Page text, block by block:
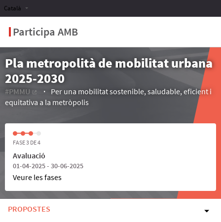
Participa AMB
Català
Pla metropolità de mobilitat urbana
2025-2030
#PMMU
(Enllaç extern)
Per una mobilitat sostenible, saludable, eficient i
equitativa a la metròpolis
FASE 3 DE 4
Avaluació
01-04-2025 - 30-06-2025
Veure les fases
PROPOSTES